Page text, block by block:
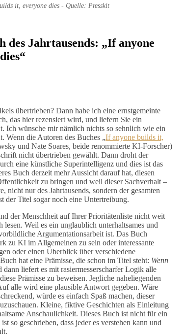
it, everyone dies - Quelle: Presskit
des Jahrtausends: „If anyone
übertrieben? Dann habe ich eine ernstgemeinte
das hier rezensiert wird, und liefern Sie ein
Ich wünsche mir nämlich nichts so sehnlich wie ein
Wenn die Autoren des Buches „If anyone builds it,
und Nate Soares, beide renommierte KI-Forscher)
nicht übertrieben gewählt. Dann droht der
eine künstliche Superintelligenz und dies ist das
Buch derzeit mehr Aussicht darauf hat, diesen
zu bringen und weil dieser Sachverhalt –
nicht nur des Jahrtausends, sondern der gesamten
der Titel sogar noch eine Untertreibung.
der Menschheit auf Ihrer Prioritätenliste nicht weit
lesen. Weil es ein unglaublich unterhaltsames und
Argumentationsarbeit ist. Das Buch
zu KI im Allgemeinen zu sein oder interessante
oder einen Überblick über verschiedene
hat eine Prämisse, die schon im Titel steht: Wenn
dann liefert es mit rasiermesserscharfer Logik alle
Prämisse zu beweisen. Jegliche naheliegenden
alle wird eine plausible Antwort gegeben. Wäre
würde es einfach Spaß machen, dieser
Kleine, fiktive Geschichten als Einleitung
Anschaulichkeit. Dieses Buch ist nicht für ein
so geschrieben, dass jeder es verstehen kann und